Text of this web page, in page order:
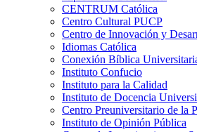
CENTRUM Católica
Centro Cultural PUCP
Centro de Innovación y
Idiomas Católica
Conexión Bíblica
Instituto Confucio
Instituto para la Calidad
Instituto de Docencia
Centro Preuniversitario de la
Instituto de Opinión Pública